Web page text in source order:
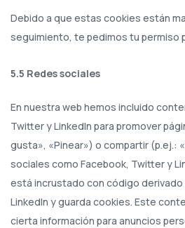
Debido a que estas cookies están
seguimiento, te pedimos tu permiso
5.5 Redes sociales
En nuestra web hemos incluido
Twitter y LinkedIn para promover
gusta», «Pinear») o compartir (p.ej.:
sociales como Facebook, Twitter y
está incrustado con código
LinkedIn y guarda cookies. Este
cierta información para anuncios